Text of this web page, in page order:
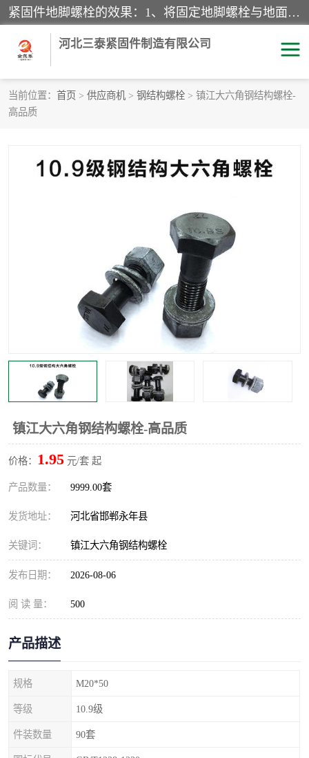
紧固件地脚螺栓的效果：1、将固定地脚螺栓与地面用水泥等物品灌溉在一起，可用来固定较小振荡和冲击的设备。2、活动地脚是一种可拆卸的地脚螺栓，可以固定有激烈振荡和冲击的大型机器设备。3、胀锚地脚螺栓用于固定比较简略且重量轻的设备，辅佐设备长期处于静止状态下。4、粘接地脚螺栓为一种使用广泛且常见的设备，它也是用来固定简略设备的小件。
河北三泰紧固件制造有限公司
当前位置： 首页 > 供应商机 > 钢结构螺栓 > 镇江大六角钢结构螺栓-
高品质
镇江大六角钢结构螺栓-高品质
价格： 1.95 元/套 起
产品数量： 9999.00套
发货地址： 河北省邯郸永年县
关键词： 镇江大六角钢结构螺栓
发布日期： 2026-08-06
阅 读 量： 500
产品描述
规格 M20*50
等级 10.9级
件装数量 90套
地脚螺栓